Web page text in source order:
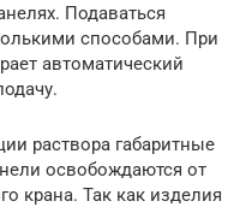
Подаваться
способами. При
автоматический
раствора габаритные
освобождаются от
крана. Так как изделия